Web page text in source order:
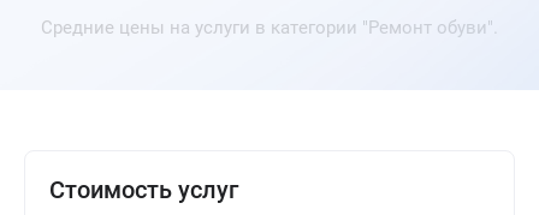
Средние цены на услуги в категории "Ремонт обуви".
Стоимость услуг